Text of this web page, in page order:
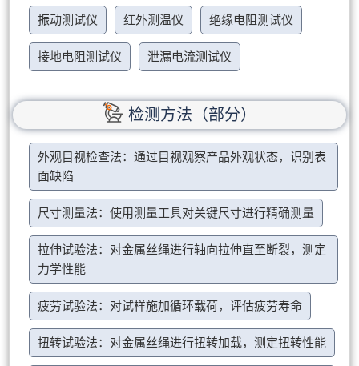
振动测试仪 红外测温仪 绝缘电阻测试仪
接地电阻测试仪 泄漏电流测试仪
检测方法（部分）
外观目视检查法：通过目视观察产品外观状态，识别表
面缺陷
尺寸测量法：使用测量工具对关键尺寸进行精确测量
拉伸试验法：对金属丝绳进行轴向拉伸直至断裂，测定
力学性能
疲劳试验法：对试样施加循环载荷，评估疲劳寿命
扭转试验法：对金属丝绳进行扭转加载，测定扭转性能